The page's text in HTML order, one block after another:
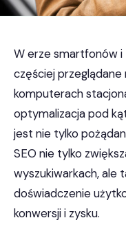
W erze smartfonów
częściej przeglądane
komputerach
optymalizacja pod
jest nie tylko
SEO nie tylko
wyszukiwarkach, ale
doświadczenie
konwersji i zysku.